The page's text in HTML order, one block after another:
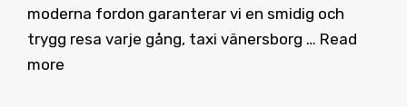
moderna fordon garanterar vi en smidig och
trygg resa varje gång, taxi vänersborg … Read
more